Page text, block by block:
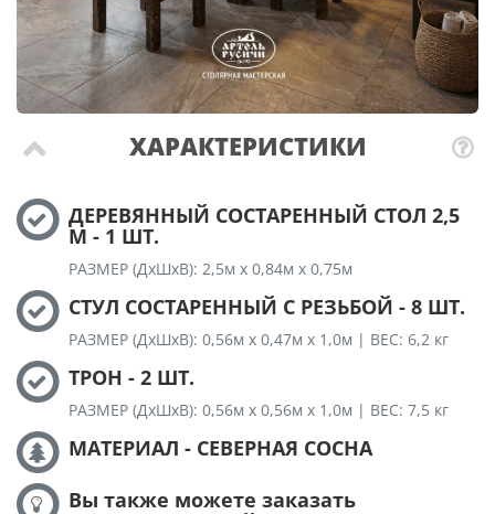
ХАРАКТЕРИСТИКИ
ДЕРЕВЯННЫЙ СОСТАРЕННЫЙ СТОЛ 2,5
М - 1 ШТ.
РАЗМЕР (ДхШхВ): 2,5м х 0,84м х 0,75м
СТУЛ СОСТАРЕННЫЙ С РЕЗЬБОЙ - 8 ШТ.
РАЗМЕР (ДхШхВ): 0,56м х 0,47м х 1,0м | ВЕС: 6,2 кг
ТРОН - 2 ШТ.
РАЗМЕР (ДхШхВ): 0,56м х 0,56м х 1,0м | ВЕС: 7,5 кг
МАТЕРИАЛ - СЕВЕРНАЯ СОСНА
Вы также можете заказать